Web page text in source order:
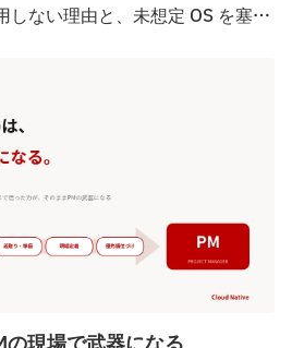
ない理由と、未想定 OS を塞ぐ